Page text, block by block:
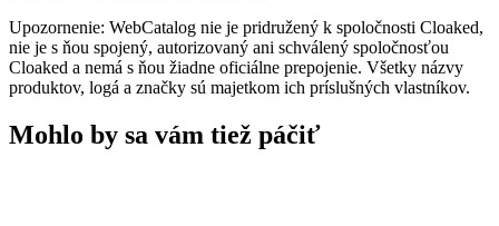
Upozornenie: WebCatalog nie je pridružený k spoločnosti Cloaked,
nie je s ňou spojený, autorizovaný ani schválený spoločnosťou
Cloaked a nemá s ňou žiadne oficiálne prepojenie. Všetky názvy
produktov, logá a značky sú majetkom ich príslušných vlastníkov.
Mohlo by sa vám tiež páčiť